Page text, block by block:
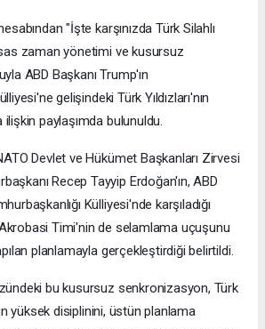
"İşte karşınızda Türk Silahlı
zaman yönetimi ve kusursuz
ABD Başkanı Trump'ın
gelişindeki Türk Yıldızları'nın
paylaşımda bulunuldu.
Devlet ve Hükümet Başkanları Zirvesi
Recep Tayyip Erdoğan'ın, ABD
Külliyesi'nde karşıladığı
Akrobasi Timi'nin de selamlama uçuşunu
planlamayla gerçekleştirdiği belirtildi.
bu kusursuz senkronizasyon, Türk
yüksek disiplinini, üstün planlama